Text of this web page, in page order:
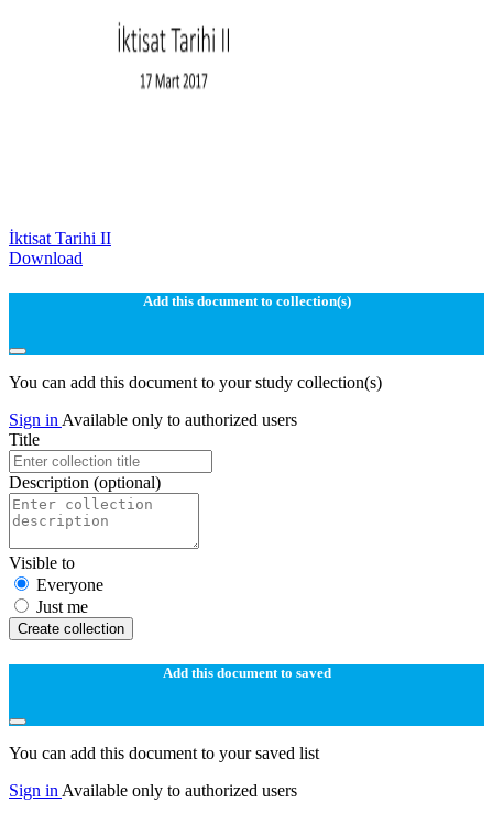
İktisat Tarihi II
Download
Add this document to collection(s)
You can add this document to your study collection(s)
Sign in Available only to authorized users
Title
Description (optional)
Visible to
Everyone
Just me
Create collection
Add this document to saved
You can add this document to your saved list
Sign in Available only to authorized users